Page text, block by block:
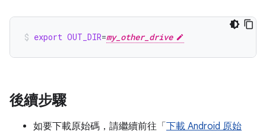
export OUT_DIR=my_other_drive
後續步驟
如要下載原始碼，請繼續前往「 下載 Android 原始